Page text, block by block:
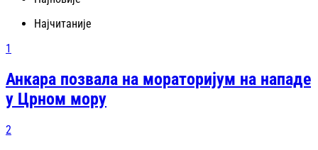
Најчитаније
1
Анкара позвала на мораторијум на нападе
у Црном мору
2